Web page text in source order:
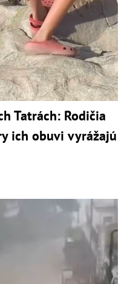
Tatrách: Rodičia
ich obuvi vyrážajú